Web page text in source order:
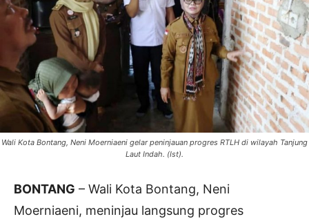
Wali Kota Bontang, Neni Moerniaeni gelar peninjauan progres RTLH di wilayah Tanjung
Laut Indah. (Ist).
BONTANG – Wali Kota Bontang, Neni
Moerniaeni, meninjau langsung progres